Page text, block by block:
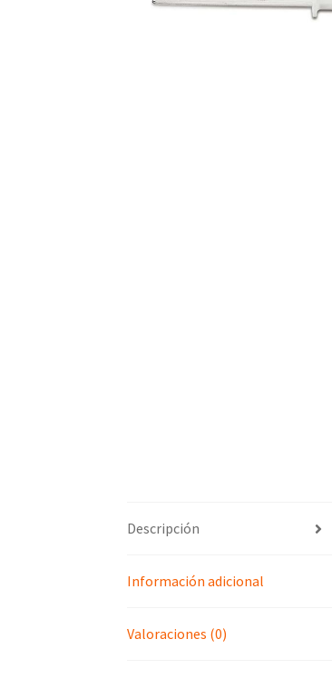
Descripción
Información adicional
Valoraciones (0)